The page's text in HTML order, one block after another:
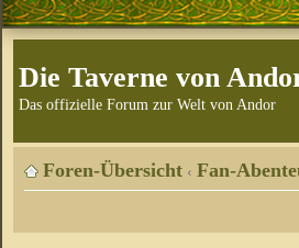
Die Taverne von
Das offizielle Forum zur Welt von Andor
Foren-Übersicht ‹ Fan-